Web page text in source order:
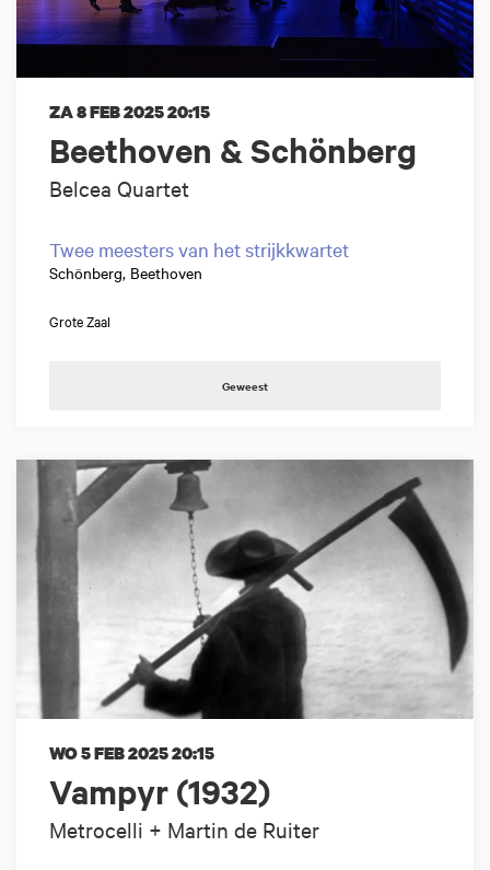
Beethoven & Schönberg
Belcea Quartet
ZA 8 FEB 202520:15
Twee meesters van het strijkkwartet
Schönberg, Beethoven
Grote Zaal
Geweest
Vampyr (1932)
Metrocelli + Martin de Ruiter
WO 5 FEB 202520:15